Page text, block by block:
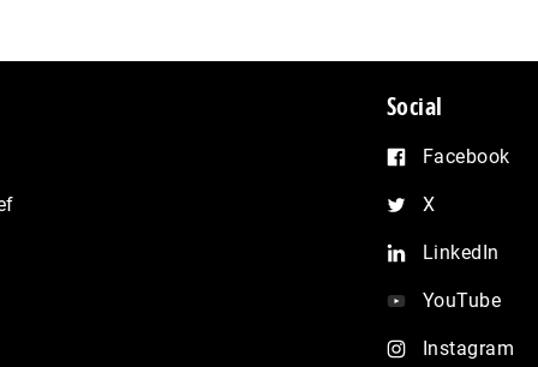
Social
Facebook
X
LinkedIn
YouTube
Instagram